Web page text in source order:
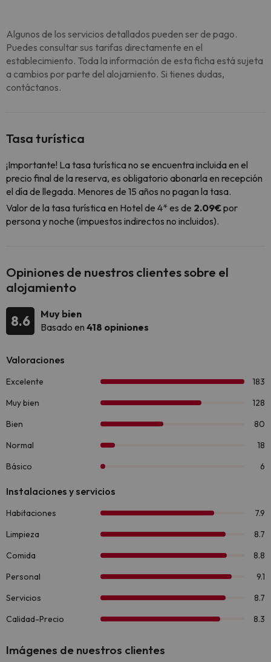
Algunos de los servicios detallados pueden ser de pago.
Puedes consultar sus tarifas directamente en el
establecimiento. Toda la información de esta ficha está sujeta
a cambios por parte del alojamiento. Si tienes dudas,
contáctanos.
Tasa turística
¡Importante! La tasa turística no se encuentra incluida en el
precio final de la reserva, es obligatorio abonarla en recepción
el día de llegada. Menores de 15 años no pagan la tasa.
Valor de la tasa turística en Hotel de 4* es de 2.09€por
persona y noche (impuestos indirectos no incluidos).
Opiniones de nuestros clientes sobre el
alojamiento
8.6
Muy bien
Basado en 418 opiniones
Imágenes de nuestros clientes